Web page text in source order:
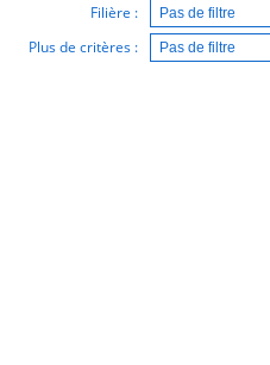
Filière :
Plus de critères :